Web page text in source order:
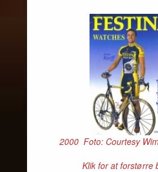
2000 Foto: Courtesy
Klik for at forstørre